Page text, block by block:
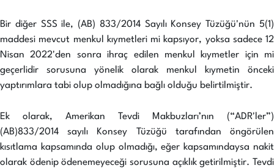
Bir diğer SSS ile, (AB) 833/2014 Sayılı Konsey Tüzüğü'nün 5(1)
maddesi mevcut menkul kıymetleri mi kapsıyor, yoksa sadece 12
Nisan 2022'den sonra ihraç edilen menkul kıymetler için mi
geçerlidir sorusuna yönelik olarak menkul kıymetin önceki
yaptırımlara tabi olup olmadığına bağlı olduğu belirtilmiştir.
Ek olarak, Amerikan Tevdi Makbuzları’nın (“ADR'ler”)
(AB)833/2014 sayılı Konsey Tüzüğü tarafından öngörülen
kısıtlama kapsamında olup olmadığı, eğer kapsamındaysa nakit
olarak ödenip ödenemeyeceği sorusuna açıklık getirilmiştir. Tevdi